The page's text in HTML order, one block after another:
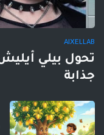
AIXELLAB
جذابة